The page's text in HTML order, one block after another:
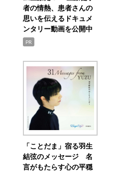
者の情熱、患者さんの
思いを伝えるドキュメ
ンタリー動画を公開中
PR
「ことだま」宿る羽生
結弦のメッセージ 名
言がもたらす心の平穏